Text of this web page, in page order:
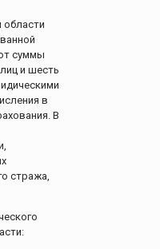
области
суммы
и шесть
в
В
стража,